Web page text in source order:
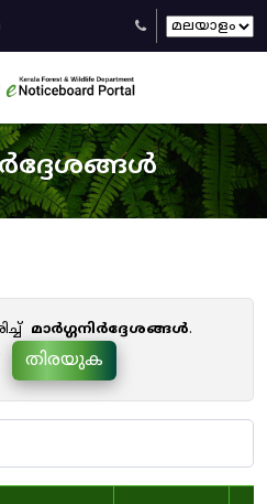
മാർഗ്ഗനിർദ്ദേശങ്ങൾ.
തിരയുക